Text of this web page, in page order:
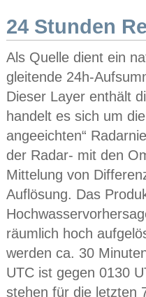
24 Stunden
Als Quelle dient ein
gleitende 24h-
Dieser Layer enthält
handelt es sich um
angeeichten“
der Radar- mit den
Mittelung von
Auflösung. Das
räumlich hoch
werden ca. 30
UTC ist gegen 0130
stehen für die letzten